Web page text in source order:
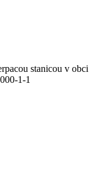
stanicou v obci
1-1